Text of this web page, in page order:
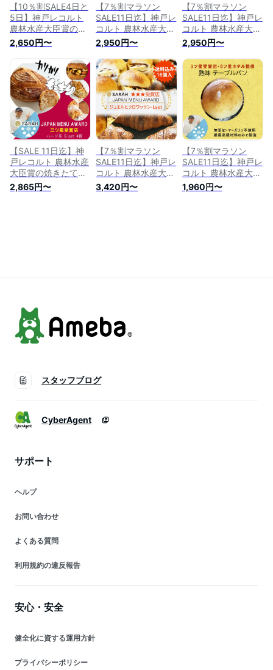
【10％割SALE4日と
5日】神戸レコルト
農林水産大臣賞の焼
きたてパン人気クロ
ワッサンを冷凍パン
でお届け 無添加パン
パン詰め合わせ パン
贈り物 食パンセット
湯種山食パン等 パン
セット マーガリン不
使用 国産小麦 プレ
ゼント set6s
2,650円〜
【7％割マラソン
SALE11日迄】神戸レ
コルト 農林水産大臣
賞の焼きたてパン人
気クロワッサンを冷
凍パンでお届け 無添
加パンパン詰め合わ
せ パン贈り物 クロ
ワッサン チョコクロ
等 パンセット マー
ガリン不使用 国産小
麦 プレゼント
set7sml
2,950円〜
【7％割マラソン
SALE11日迄】神戸レ
コルト 農林水産大臣
賞の焼きたてパン人
気クロワッサンを冷
凍パンでお届け 無添
加パンパン詰め合わ
せ パン贈り物 クロ
ワッサン パンオショ
コラ等 パンセット
マーガリン不使用 国
産小麦 プレゼント
set7sml
2,950円〜
【SALE 11日迄】神
戸レコルト 農林水産
大臣賞の焼きたてパ
ン人気クロワッサン
を冷凍パンでお届け
2,865円〜
【7％割マラソン
SALE11日迄】神戸レ
コルト 農林水産大臣
賞の焼きたてパン人
気クロワッサンを冷
3,420円〜
【7％割マラソン
SALE11日迄】神戸レ
コルト 農林水産大臣
賞の焼きたてパン人
気クロワッサンを冷
1,960円〜
スタッフブログ
CyberAgent
サポート
ヘルプ
お問い合わせ
よくある質問
利用規約の違反報告
安心・安全
健全化に資する運用方針
プライバシーポリシー